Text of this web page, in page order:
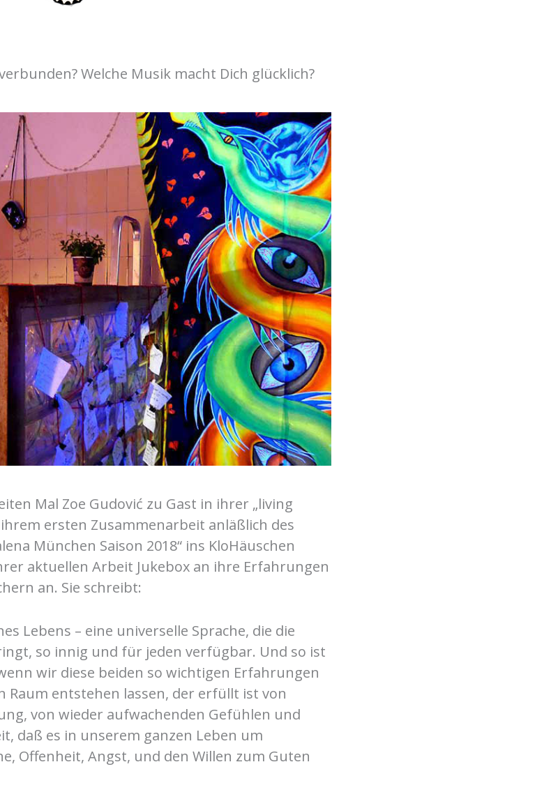
Welche Musik macht Dich glücklich?
Mal Zoe Gudović zu Gast in ihrer „living
ersten Zusammenarbeit anläßlich des
München Saison 2018“ ins KloHäuschen
aktuellen Arbeit Jukebox an ihre Erfahrungen
an. Sie schreibt:
Lebens – eine universelle Sprache, die die
so innig und für jeden verfügbar. Und so ist
wir diese beiden so wichtigen Erfahrungen
Raum entstehen lassen, der erfüllt ist von
von wieder aufwachenden Gefühlen und
daß es in unserem ganzen Leben um
Offenheit, Angst, und den Willen zum Guten